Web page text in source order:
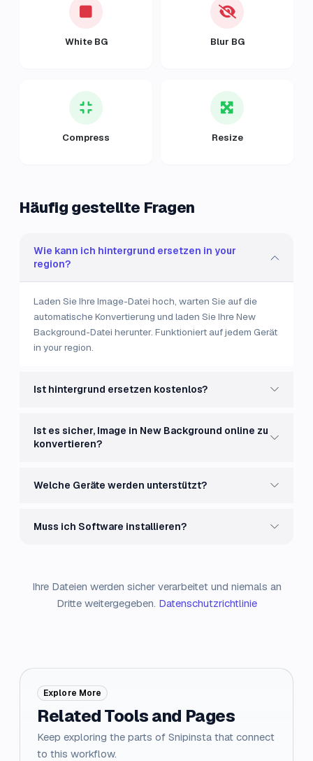
White BG Blur BG
Compress Resize
Häufig gestellte Fragen
Wie kann ich hintergrund ersetzen in your
region?
Laden Sie Ihre Image-Datei hoch, warten Sie auf die
automatische Konvertierung und laden Sie Ihre New
Background-Datei herunter. Funktioniert auf jedem Gerät
in your region.
Ist hintergrund ersetzen kostenlos?
Ist es sicher, Image in New Background online zu
konvertieren?
Welche Geräte werden unterstützt?
Muss ich Software installieren?
Ihre Dateien werden sicher verarbeitet und niemals an
Dritte weitergegeben. Datenschutzrichtlinie
Explore More
Related Tools and Pages
Keep exploring the parts of Snipinsta that connect
to this workflow.